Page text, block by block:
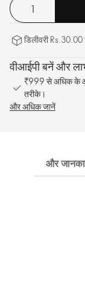
डिलीवरी
वीआईपी बनें और
₹999 से अधिक के
तरीके।
और अधिक जानें
और